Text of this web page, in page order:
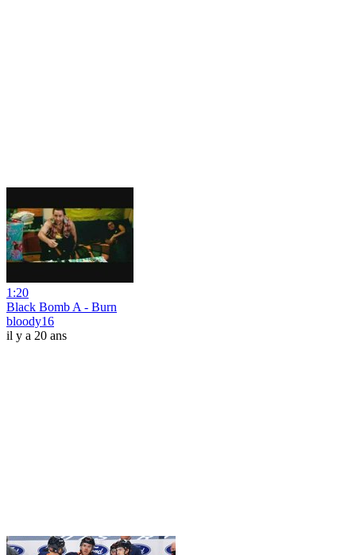
1:20
Black Bomb A - Burn
bloody16
il y a 20 ans